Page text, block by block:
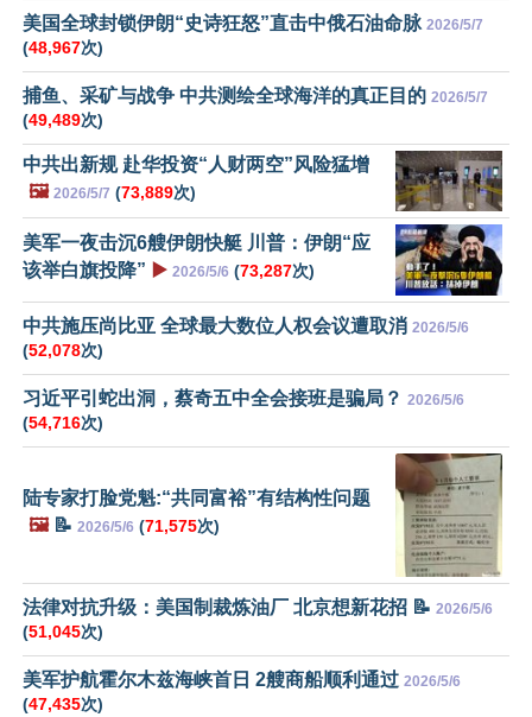
美国全球封锁伊朗“史诗狂怒”直击中俄石油命脉 2026/5/7
(48,967次)
捕鱼、采矿与战争 中共测绘全球海洋的真正目的 2026/5/7
(49,489次)
中共出新规 赴华投资“人财两空”风险猛增
🖼️ 2026/5/7 (73,889次)
美军一夜击沉6艘伊朗快艇 川普：伊朗“应
该举白旗投降” ▶️ 2026/5/6 (73,287次)
中共施压尚比亚 全球最大数位人权会议遭取消 2026/5/6
(52,078次)
习近平引蛇出洞，蔡奇五中全会接班是骗局？ 2026/5/6
(54,716次)
陆专家打脸党魁:“共同富裕”有结构性问题
🖼️📝 2026/5/6 (71,575次)
法律对抗升级：美国制裁炼油厂 北京想新花招 📝 2026/5/6
(51,045次)
美军护航霍尔木兹海峡首日 2艘商船顺利通过 2026/5/6
(47,435次)